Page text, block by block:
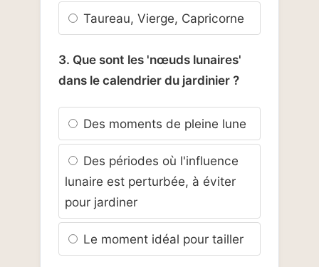
Taureau, Vierge, Capricorne
3. Que sont les 'nœuds lunaires'
dans le calendrier du jardinier ?
Des moments de pleine lune
Des périodes où l'influence
lunaire est perturbée, à éviter
pour jardiner
Le moment idéal pour tailler